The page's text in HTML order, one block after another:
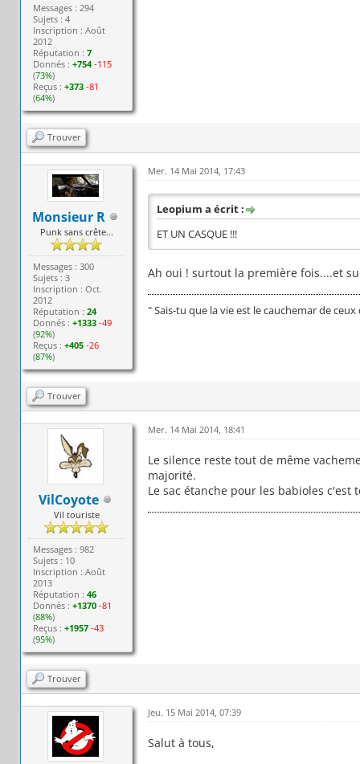
Messages : 294
Sujets : 4
Inscription : Août
2012
Réputation :7
Donnés :+754 -115
(73%)
Reçus :+373 -81
(64%)
Trouver
Monsieur R
Punk sans crête...
Messages : 300
Sujets : 3
Inscription : Oct.
2012
Réputation :24
Donnés :+1333 -49
(92%)
Reçus :+405 -26
(87%)
Mer. 14 Mai 2014, 17:43
Leopium a écrit :
ET UN CASQUE !!!
Ah oui ! surtout la première fois....et
" Sais-tu que la vie est le cauchemar de ceux
Trouver
VilCoyote
Vil touriste
Messages : 982
Sujets : 10
Inscription : Août
2013
Réputation :46
Donnés :+1370 -81
(88%)
Reçus :+1957 -43
(95%)
Mer. 14 Mai 2014, 18:41
Le silence reste tout de même
majorité.
Le sac étanche pour les babioles c'est
Trouver
Jeu. 15 Mai 2014, 07:39
Salut à tous,